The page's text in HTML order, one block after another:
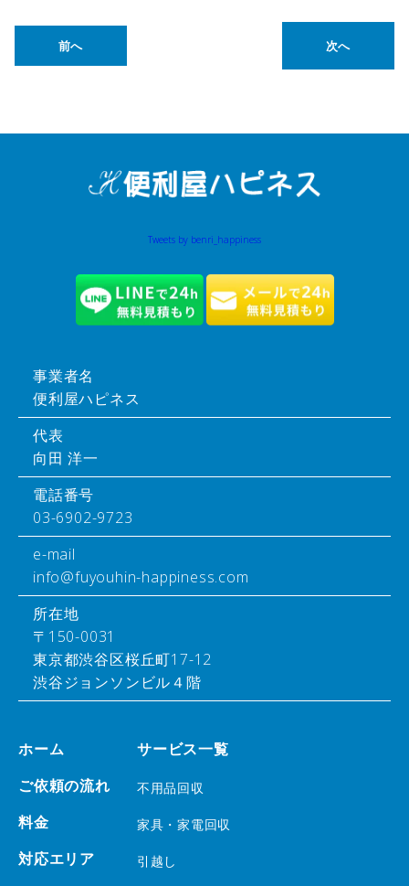
前へ 次へ
Tweets by benri_happiness
事業者名
便利屋ハピネス
代表
向田 洋一
電話番号
03-6902-9723
e-mail
info@fuyouhin-happiness.com
所在地
〒150-0031
東京都渋谷区桜丘町17-12
渋谷ジョンソンビル４階
ホーム
ご依頼の流れ
料金
対応エリア
サービス一覧
不用品回収
家具・家電回収
引越し